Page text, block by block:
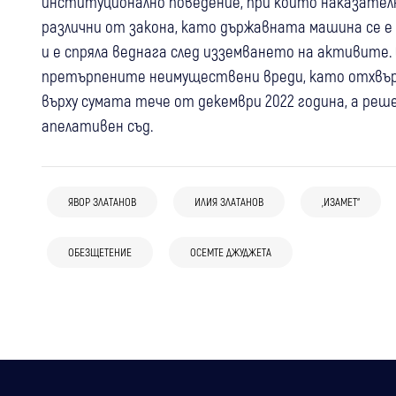
различни от закона, като държавната машина се
и е спряла веднага след изземването на
претърпените неимуществени вреди, като
върху сумата тече от декември 2022 година, а
апелативен съд.
ЯВОР ЗЛАТАНОВ ИЛИЯ ЗЛАТАНОВ „ИЗАМЕТ“
ОБЕЗЩЕТЕНИЕ ОСЕМТЕ ДЖУДЖЕТА
анализират се всички обстоятелства
Банско 05 авг
провокирали конфликт, хотелът
България 04 авг
“Божков“: Не приемаме внушения,